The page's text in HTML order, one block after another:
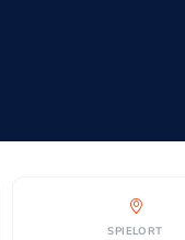
SPIELORT